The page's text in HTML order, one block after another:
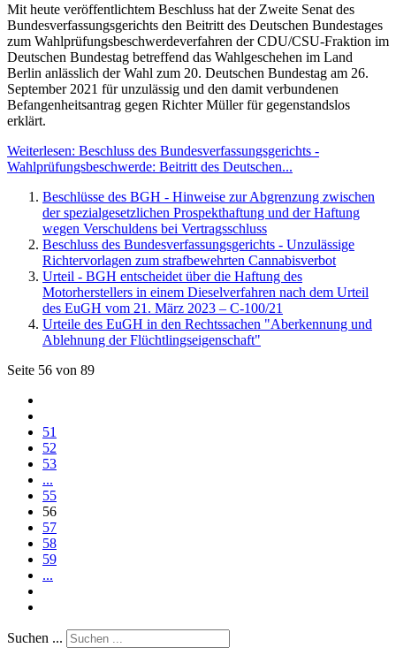
Mit heute veröffentlichtem Beschluss hat der Zweite Senat des
Bundesverfassungsgerichts den Beitritt des Deutschen Bundestages
zum Wahlprüfungsbeschwerdeverfahren der CDU/CSU-Fraktion im
Deutschen Bundestag betreffend das Wahlgeschehen im Land
Berlin anlässlich der Wahl zum 20. Deutschen Bundestag am 26.
September 2021 für unzulässig und den damit verbundenen
Befangenheitsantrag gegen Richter Müller für gegenstandslos
erklärt.
Weiterlesen: Beschluss des Bundesverfassungsgerichts -
Wahlprüfungsbeschwerde: Beitritt des Deutschen...
Beschlüsse des BGH - Hinweise zur Abgrenzung zwischen
der spezialgesetzlichen Prospekthaftung und der Haftung
wegen Verschuldens bei Vertragsschluss
Beschluss des Bundesverfassungsgerichts - Unzulässige
Richtervorlagen zum strafbewehrten Cannabisverbot
Urteil - BGH entscheidet über die Haftung des
Motorherstellers in einem Dieselverfahren nach dem Urteil
des EuGH vom 21. März 2023 – C-100/21
Urteile des EuGH in den Rechtssachen "Aberkennung und
Ablehnung der Flüchtlingseigenschaft"
Seite 56 von 89
51
52
53
...
55
56
57
58
59
...
Suchen ...